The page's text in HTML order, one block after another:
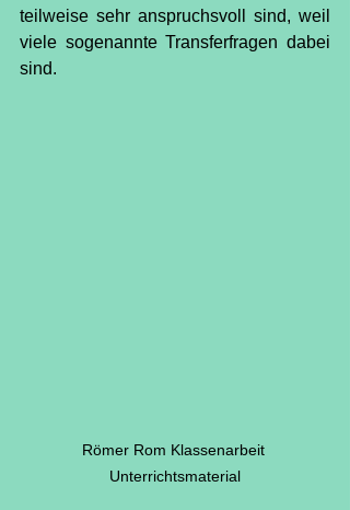
teilweise sehr anspruchsvoll sind, weil
viele sogenannte Transferfragen dabei
sind.
Römer Rom Klassenarbeit
Unterrichtsmaterial